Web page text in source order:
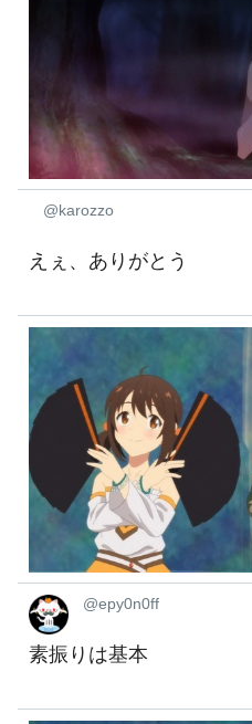
@karozzo
えぇ、ありがとう
@epy0n0ff
素振りは基本